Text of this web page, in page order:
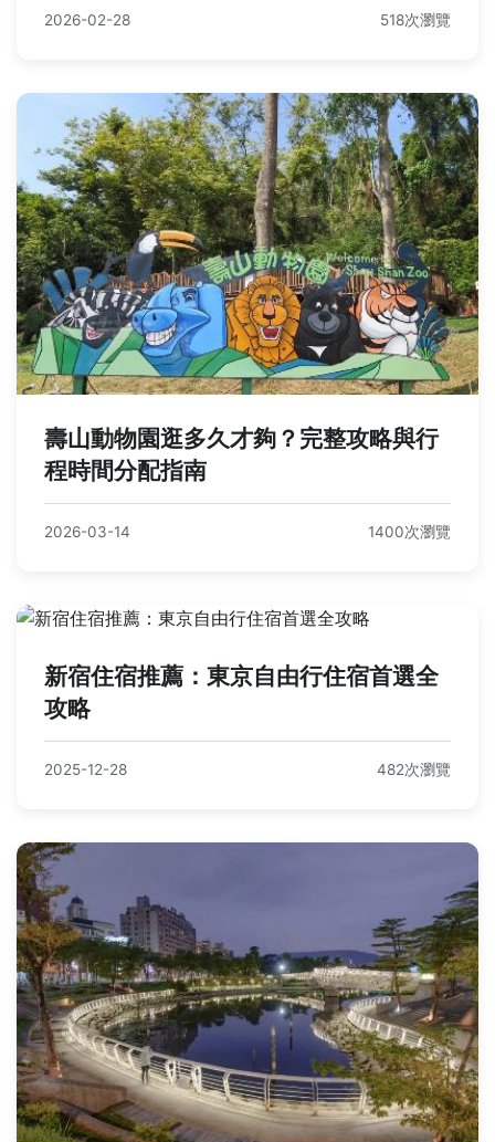
2026-02-28 518次瀏覽
壽山動物園逛多久才夠？完整攻略與行
程時間分配指南
2026-03-14 1400次瀏覽
新宿住宿推薦：東京自由行住宿首選全
攻略
2025-12-28 482次瀏覽